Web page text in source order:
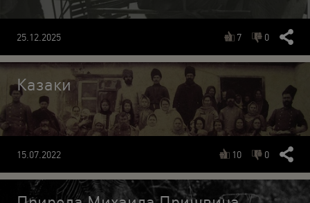
25.12.2025 7 0
Казаки
15.07.2022 10 0